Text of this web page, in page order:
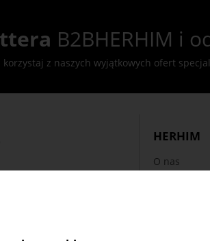
B2BHERHIM i
z naszych wyjątkowych ofert
HERHIM
O nas